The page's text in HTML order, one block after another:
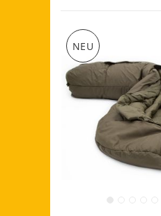
NEU